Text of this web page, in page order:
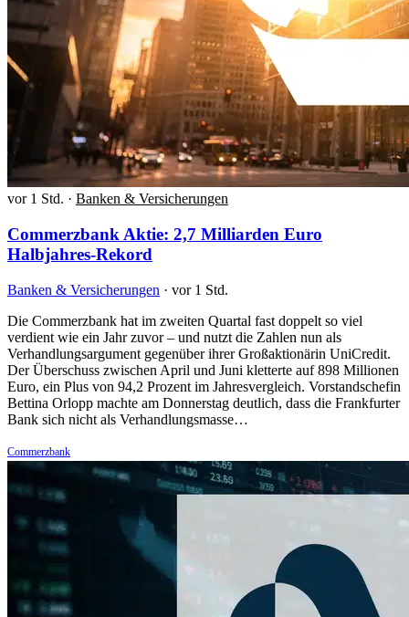
vor 1 Std. · Banken & Versicherungen
Commerzbank Aktie: 2,7 Milliarden Euro
Halbjahres-Rekord
Banken & Versicherungen · vor 1 Std.
Die Commerzbank hat im zweiten Quartal fast doppelt so viel
verdient wie ein Jahr zuvor – und nutzt die Zahlen nun als
Verhandlungsargument gegenüber ihrer Großaktionärin UniCredit.
Der Überschuss zwischen April und Juni kletterte auf 898 Millionen
Euro, ein Plus von 94,2 Prozent im Jahresvergleich. Vorstandschefin
Bettina Orlopp machte am Donnerstag deutlich, dass die Frankfurter
Bank sich nicht als Verhandlungsmasse…
Commerzbank